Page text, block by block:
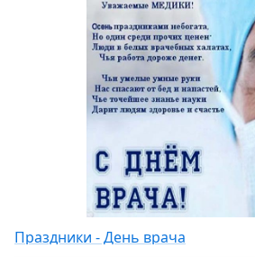
Праздники - День врача